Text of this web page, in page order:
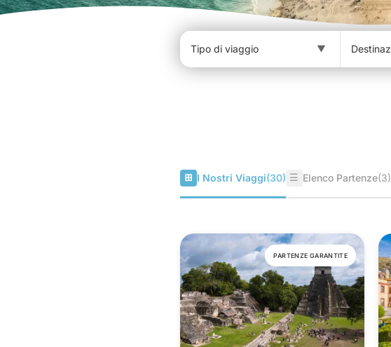
⊞ I Nostri Viaggi(30) ☰ Elenco Partenze(3)
PARTENZE GARANTITE